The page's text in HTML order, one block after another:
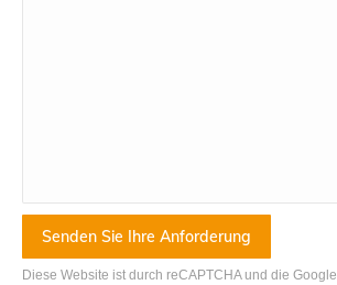
Diese Website ist durch reCAPTCHA und die Google